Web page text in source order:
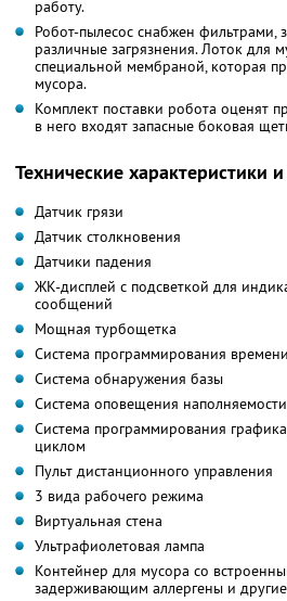
работу.
Робот-пылесос снабжен
различные загрязнения. Лоток для
специальной мембраной, которая
мусора.
Комплект поставки робота оценят
в него входят запасные боковая
Технические характеристики
Датчик грязи
Датчик столкновения
Датчики падения
ЖК-дисплей с подсветкой для
сообщений
Мощная турбощетка
Система программирования
Система обнаружения базы
Система оповещения
Система программирования
циклом
Пульт дистанционного управления
3 вида рабочего режима
Виртуальная стена
Ультрафиолетовая лампа
Контейнер для мусора со
задерживающим аллергены и